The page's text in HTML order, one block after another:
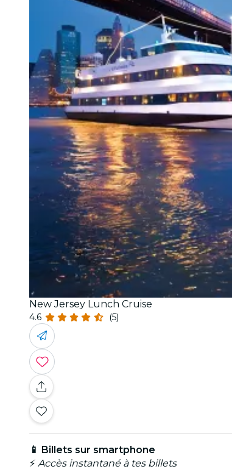
New Jersey Lunch Cruise
4.6 (5)
📱 Billets sur smartphone
⚡ Accès instantané à tes billets